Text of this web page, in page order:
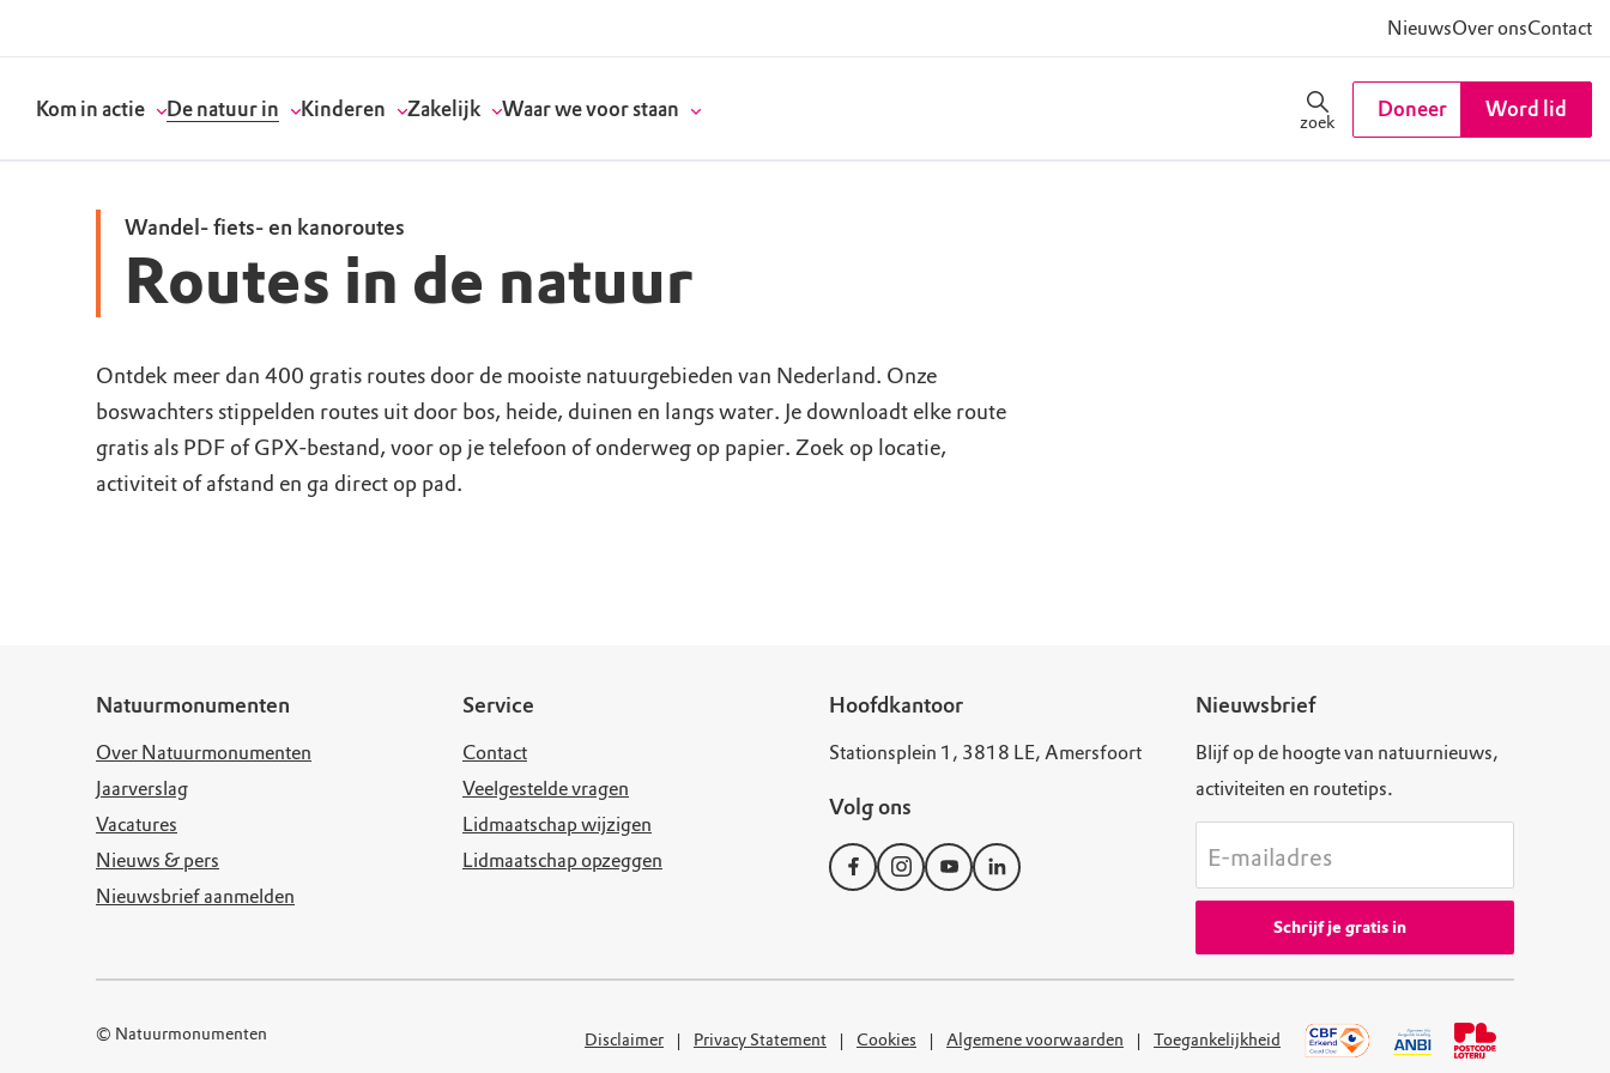
NieuwsOver onsContact
Kom in actie
Doneer
Word vrijwilliger
Werken bij
De natuur in
Routes
Natuurgebieden
Bezoekerscentra
Kinderen
Kinderactiviteiten
Verjaardagsfeestjes
Speeltips
Zakelijk
Geef een bedrijfsdonatie
Vergaderen in de natuur
Onze partners & supporters
Waar we voor staan
Onze visie
Actuele thema's
Wat wij doen
zoek
Doneer Word lid
Wandel- fiets- en kanoroutes
Routes in de natuur
Ontdek meer dan 400 gratis routes door de mooiste natuurgebieden van Nederland. Onze
boswachters stippelden routes uit door bos, heide, duinen en langs water. Je downloadt elke route
gratis als PDF of GPX-bestand, voor op je telefoon of onderweg op papier. Zoek op locatie,
activiteit of afstand en ga direct op pad.
Natuurmonumenten
Over Natuurmonumenten
Jaarverslag
Vacatures
Nieuws & pers
Nieuwsbrief aanmelden
Service
Contact
Veelgestelde vragen
Lidmaatschap wijzigen
Lidmaatschap opzeggen
Hoofdkantoor
Stationsplein 1, 3818 LE, Amersfoort
Volg ons
Nieuwsbrief
Blijf op de hoogte van natuurnieuws,
activiteiten en routetips.
E-mailadres
Schrijf je gratis in
© Natuurmonumenten Disclaimer Privacy Statement Cookies Algemene voorwaarden Toegankelijkheid